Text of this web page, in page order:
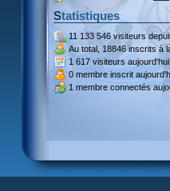
Statistiques
11 133 546 visiteurs
Au total, 18846 inscritsà
1 617 visiteurs aujourd'hui
0 membre inscrit
1 membre connectés